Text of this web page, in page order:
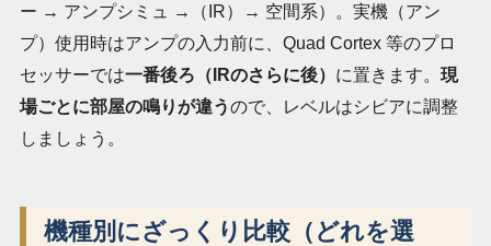
ー → アンプシミュ →（IR）→ 空間系）。実機（アン
プ）使用時はアンプの入力前に、Quad Cortex 等のプロ
セッサーでは一番後ろ（IRのさらに後） に置きます。 現
場ごとに部屋の鳴りが違うので、レベルはシビアに調整
しましょう。
機種別にざっくり比較（どれを選